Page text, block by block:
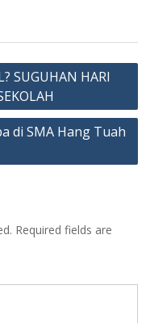
SUGUHAN HARI
di SMA Hang Tuah
Required fields are